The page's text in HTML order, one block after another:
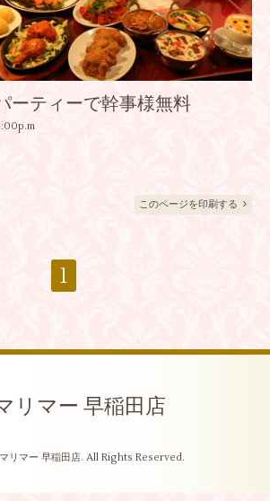
ーティーで幹事様無料
このページを印刷する
1
リマー 早稲田店
リマー 早稲田店. All Rights Reserved.